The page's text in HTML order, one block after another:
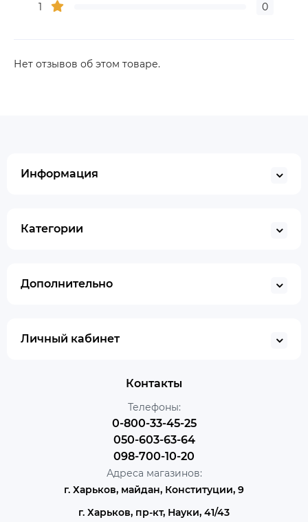
1
0
Нет отзывов об этом товаре.
Информация
Категории
Дополнительно
Личный кабинет
Контакты
Телефоны:
0-800-33-45-25
050-603-63-64
098-700-10-20
Адреса магазинов:
г. Харьков, майдан, Конституции, 9
г. Харьков, пр-кт, Науки, 41/43